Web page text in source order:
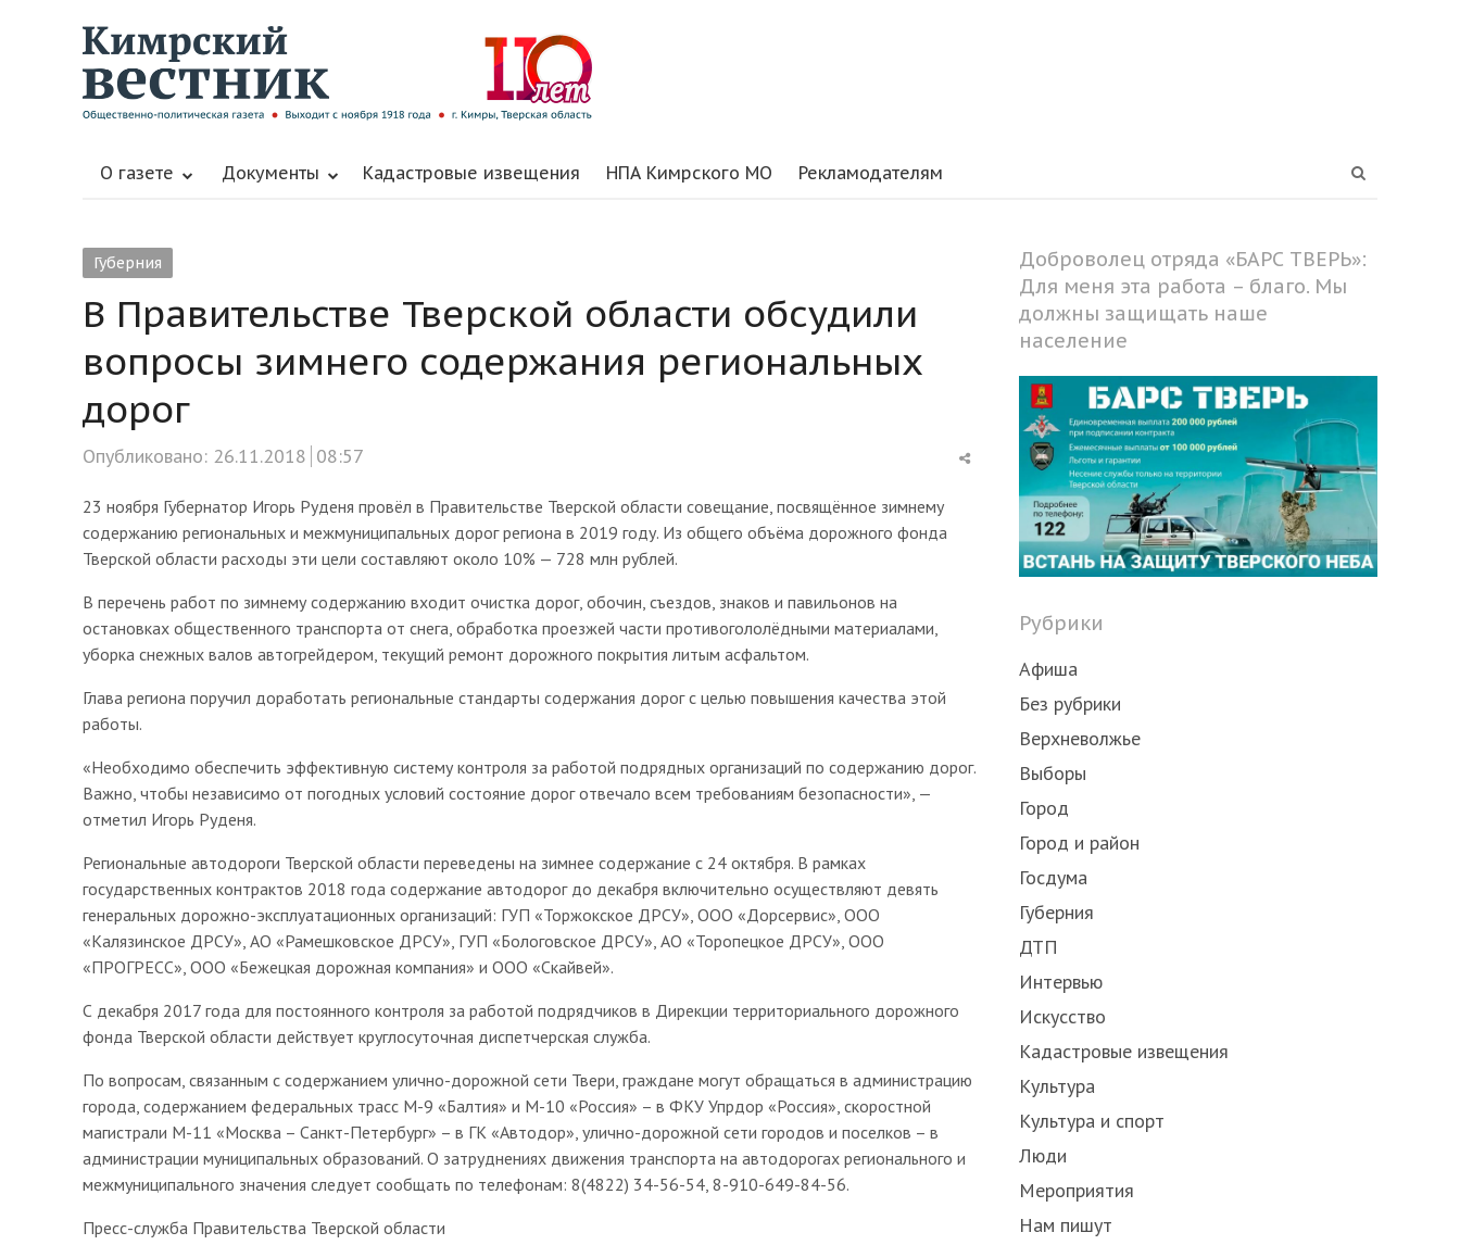
О газете Документы Кадастровые извещения НПА Кимрского МО Рекламодателям
Губерния
В Правительстве Тверской области обсудили
вопросы зимнего содержания региональных
дорог
Опубликовано: 26.11.2018 08:57
Share
23 ноября Губернатор Игорь Руденя провёл в Правительстве Тверской области совещание, посвящённое зимнему
содержанию региональных и межмуниципальных дорог региона в 2019 году. Из общего объёма дорожного фонда
Тверской области расходы эти цели составляют около 10% — 728 млн рублей.
В перечень работ по зимнему содержанию входит очистка дорог, обочин, съездов, знаков и павильонов на
остановках общественного транспорта от снега, обработка проезжей части противогололёдными материалами,
уборка снежных валов автогрейдером, текущий ремонт дорожного покрытия литым асфальтом.
Глава региона поручил доработать региональные стандарты содержания дорог с целью повышения качества этой
работы.
«Необходимо обеспечить эффективную систему контроля за работой подрядных организаций по содержанию дорог.
Важно, чтобы независимо от погодных условий состояние дорог отвечало всем требованиям безопасности», —
отметил Игорь Руденя.
Региональные автодороги Тверской области переведены на зимнее содержание с 24 октября. В рамках
государственных контрактов 2018 года содержание автодорог до декабря включительно осуществляют девять
генеральных дорожно-эксплуатационных организаций: ГУП «Торжокское ДРСУ», ООО «Дорсервис», ООО
«Калязинское ДРСУ», АО «Рамешковское ДРСУ», ГУП «Бологовское ДРСУ», АО «Торопецкое ДРСУ», ООО
«ПРОГРЕСС», ООО «Бежецкая дорожная компания» и ООО «Скайвей».
С декабря 2017 года для постоянного контроля за работой подрядчиков в Дирекции территориального дорожного
фонда Тверской области действует круглосуточная диспетчерская служба.
По вопросам, связанным с содержанием улично-дорожной сети Твери, граждане могут обращаться в администрацию
города, содержанием федеральных трасс М-9 «Балтия» и М-10 «Россия» – в ФКУ Упрдор «Россия», скоростной
магистрали М-11 «Москва – Санкт-Петербург» – в ГК «Автодор», улично-дорожной сети городов и поселков – в
администрации муниципальных образований. О затруднениях движения транспорта на автодорогах регионального и
межмуниципального значения следует сообщать по телефонам: 8(4822) 34-56-54, 8-910-649-84-56.
Пресс-служба Правительства Тверской области
Доброволец отряда «БАРС ТВЕРЬ»:
Для меня эта работа – благо. Мы
должны защищать наше
население
Рубрики
Афиша
Без рубрики
Верхневолжье
Выборы
Город
Город и район
Госдума
Губерния
ДТП
Интервью
Искусство
Кадастровые извещения
Культура
Культура и спорт
Люди
Мероприятия
Нам пишут